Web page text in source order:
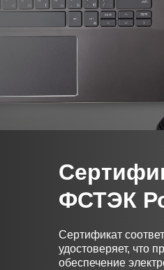
ФСТЭК
Сертификат
удостоверяет, что
обеспечение